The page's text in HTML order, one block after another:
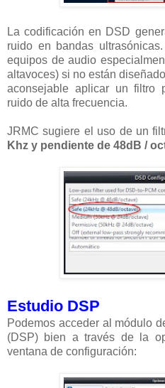
La codificación en DSD
ruido en bandas
equipos de audio
altavoces) si no están
aconsejable aplicar un filtro
ruido de alta frecuencia.
JRMC sugiere el uso de un
Khz y pendiente de 48dB /
Estudio DSP
Podemos acceder al módulo
(DSP) bien a través de la
ventana de configuración: